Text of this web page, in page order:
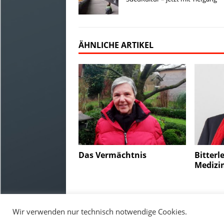
k
i
n
ÄHNLICHE ARTIKEL
Das Vermächtnis
Wir verwenden nur technisch notwendige Cookies.